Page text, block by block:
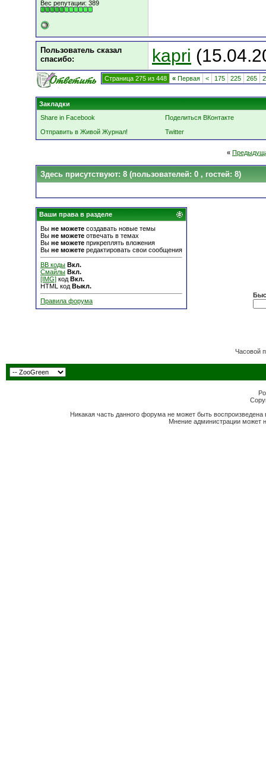
Вес репутации: 389
Пользователь сказал
cпасибо:
kapri
Страница 275 из 448 « Первая < 175 225 265
Закладки
Share in Facebook
Поделиться ВКонтакте
Отправить в Живой Журнал!
Twitter
«
Здесь присутствуют: 8 (пользователей: 0 , гостей: 8)
Ваши права в разделе
Вы не можете создавать новые темы
Вы не можете отвечать в темах
Вы не можете прикреплять вложения
Вы не можете редактировать свои сообщения
BB коды Вкл.
Смайлы Вкл.
[IMG] код Вкл.
HTML код Выкл.
Правила форума
Часовой
Никакая часть данного форума не может быть
Мнение администрации может